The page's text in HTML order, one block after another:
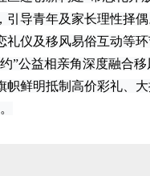
引导青年及家长理性择
礼仪及移风易俗互动等
公益相亲角深度融合移
帜鲜明抵制高价彩礼、